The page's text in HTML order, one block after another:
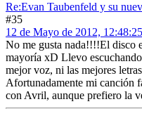
Re:Evan Taubenfeld y su
#35
12 de Mayo de 2012,
No me gusta nada!!!!El disco
mayoría xD Llevo
mejor voz, ni las mejores
Afortunadamente mi canción
con Avril, aunque prefiero la